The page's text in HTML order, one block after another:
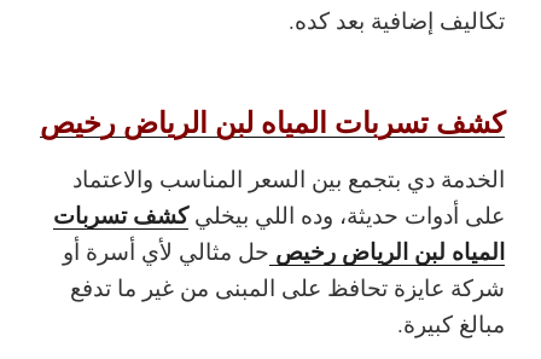
تكاليف إضافية بعد كده.
كشف تسربات المياه لبن الرياض رخيص
الخدمة دي بتجمع بين السعر المناسب والاعتماد
على أدوات حديثة، وده اللي بيخليكشف تسربات
المياه لبن الرياض رخيص حل مثالي لأي أسرة أو
شركة عايزة تحافظ على المبنى من غير ما تدفع
مبالغ كبيرة.